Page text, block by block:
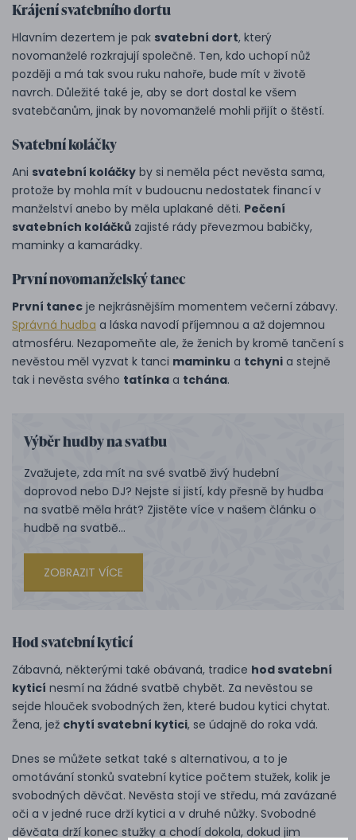
Krájení svatebního dortu
Hlavním dezertem je pak svatební dort, který
novomanželé rozkrajují společně. Ten, kdo uchopí nůž
později a má tak svou ruku nahoře, bude mít v životě
navrch. Důležité také je, aby se dort dostal ke všem
svatebčanům, jinak by novomanželé mohli přijít o štěstí.
Svatební koláčky
Ani svatební koláčky by si neměla péct nevěsta sama,
protože by mohla mít v budoucnu nedostatek financí v
manželství anebo by měla uplakané děti. Pečení
svatebních koláčků zajisté rády převezmou babičky,
maminky a kamarádky.
První novomanželský tanec
První tanec je nejkrásnějším momentem večerní zábavy.
Správná hudba a láska navodí příjemnou a až dojemnou
atmosféru. Nezapomeňte ale, že ženich by kromě tančení s
nevěstou měl vyzvat k tanci maminku a tchyni a stejně
tak i nevěsta svého tatínka a tchána.
Výběr hudby na svatbu
Zvažujete, zda mít na své svatbě živý hudební
doprovod nebo DJ? Nejste si jistí, kdy přesně by hudba
na svatbě měla hrát? Zjistěte více v našem článku o
hudbě na svatbě…
ZOBRAZIT VÍCE
Hod svatební kyticí
Zábavná, některými také obávaná, tradice hod svatební
kyticí nesmí na žádné svatbě chybět. Za nevěstou se
sejde hlouček svobodných žen, které budou kytici chytat.
Žena, jež chytí svatební kytici, se údajně do roka vdá.
Dnes se můžete setkat také s alternativou, a to je
omotávání stonků svatební kytice počtem stužek, kolik je
svobodných děvčat. Nevěsta stojí ve středu, má zavázané
oči a v jedné ruce drží kytici a v druhé nůžky. Svobodné
děvčata drží konec stužky a chodí dokola, dokud jim